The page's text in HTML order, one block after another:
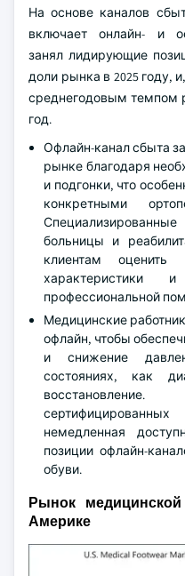
На основе каналов
включает онлайн- и
занял лидирующие
доли рынка в 2025 году,
среднегодовым темпом
год.
Офлайн-канал сбыта
рынке благодаря
и подгонки, что
конкретными
больницы и
клиентам оценить
характеристики
профессиональной
Медицинские
офлайн, чтобы
и снижение
состояниях, как
немедленная
позиции офлайн-
обуви.
Рынок
Америке